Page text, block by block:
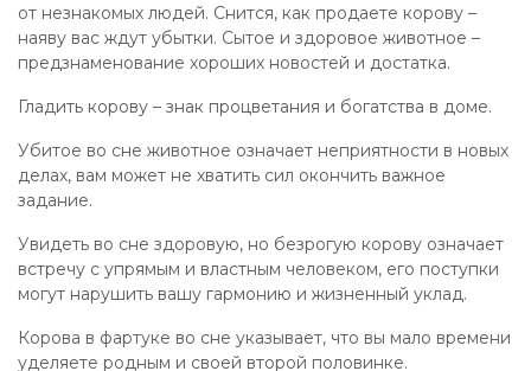
от незнакомых людей. Снится, как продаете корову –
наяву вас ждут убытки. Сытое и здоровое животное –
предзнаменование хороших новостей и достатка.
Гладить корову – знак процветания и богатства в доме.
Убитое во сне животное означает неприятности в новых
делах, вам может не хватить сил окончить важное
задание.
Увидеть во сне здоровую, но безрогую корову означает
встречу с упрямым и властным человеком, его поступки
могут нарушить вашу гармонию и жизненный уклад.
Корова в фартуке во сне указывает, что вы мало времени
уделяете родным и своей второй половинке.